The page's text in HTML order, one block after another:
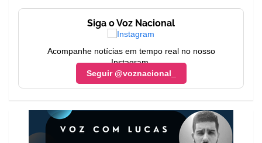
Siga o Voz Nacional
Acompanhe notícias em tempo real no nosso
Instagram.
Seguir @voznacional_